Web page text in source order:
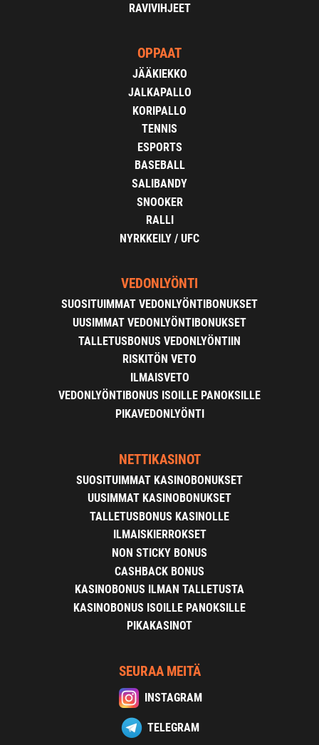
RAVIVIHJEET
OPPAAT
JÄÄKIEKKO
JALKAPALLO
KORIPALLO
TENNIS
ESPORTS
BASEBALL
SALIBANDY
SNOOKER
RALLI
NYRKKEILY / UFC
VEDONLYÖNTI
SUOSITUIMMAT VEDONLYÖNTIBONUKSET
UUSIMMAT VEDONLYÖNTIBONUKSET
TALLETUSBONUS VEDONLYÖNTIIN
RISKITÖN VETO
ILMAISVETO
VEDONLYÖNTIBONUS ISOILLE PANOKSILLE
PIKAVEDONLYÖNTI
NETTIKASINOT
SUOSITUIMMAT KASINOBONUKSET
UUSIMMAT KASINOBONUKSET
TALLETUSBONUS KASINOLLE
ILMAISKIERROKSET
NON STICKY BONUS
CASHBACK BONUS
KASINOBONUS ILMAN TALLETUSTA
KASINOBONUS ISOILLE PANOKSILLE
PIKAKASINOT
SEURAA MEITÄ
INSTAGRAM
TELEGRAM